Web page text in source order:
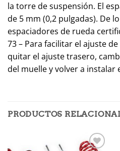
la torre de suspensión. El
de 5 mm (0,2 pulgadas). De
espaciadores de rueda
73 – Para facilitar el ajuste
quitar el ajuste trasero,
del muelle y volver a instalar
PRODUCTOS